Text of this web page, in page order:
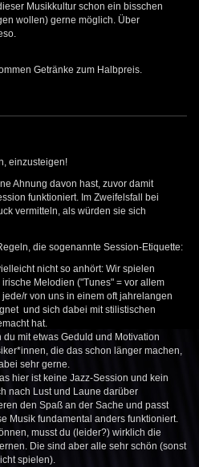
Musikkultur schon ein bisschen
wollen) gerne möglich. Über
Getränke zum Halbpreis.
einzusteigen!
Ahnung davon hast, zuvor damit
funktioniert. Im Zweifelsfall bei
vermitteln, als würden sie sich
die sogenannte Session-Etiquette:
nicht so anhört: Wir spielen
Melodien ("Tunes" = vor allem
r von uns in einem oft jahrelangen
und sich dabei mit stilistischen
hat.
du mit etwas Geduld und Motivation
die das schon länger machen,
sehr gerne.
hier ist keine Jazz-Session und kein
nach Lust und Laune darüber
den Spaß an der Sache und passt
Musik fundamental anders funktioniert.
musst du (leider?) wirklich die
Die sind aber alle sehr schön (sonst
spielen).